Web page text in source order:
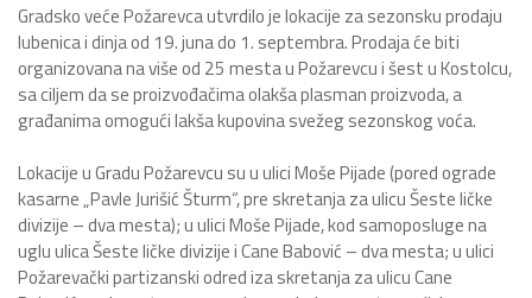
Gradsko veće Požarevca utvrdilo je lokacije za sezonsku prodaju
lubenica i dinja od 19. juna do 1. septembra. Prodaja će biti
organizovana na više od 25 mesta u Požarevcu i šest u Kostolcu,
sa ciljem da se proizvođačima olakša plasman proizvoda, a
građanima omogući lakša kupovina svežeg sezonskog voća.
Lokacije u Gradu Požarevcu su u ulici Moše Pijade (pored ograde
kasarne „Pavle Jurišić Šturm“, pre skretanja za ulicu Šeste ličke
divizije – dva mesta); u ulici Moše Pijade, kod samoposluge na
uglu ulica Šeste ličke divizije i Cane Babović – dva mesta; u ulici
Požarevački partizanski odred iza skretanja za ulicu Cane